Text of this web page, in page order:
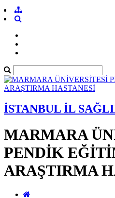
İSTANBUL İL
MARMARA
PENDİK
ARAŞTIRMA